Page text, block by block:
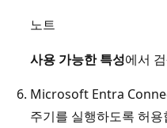
노트
사용 가능한 특성에서
Microsoft Entra
주기를 실행하도록 허